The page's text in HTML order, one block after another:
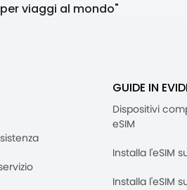
viaggi al mondo"
GUIDE IN
Dispositivi
eSIM
Installa l'eSIM
Installa l'eSIM